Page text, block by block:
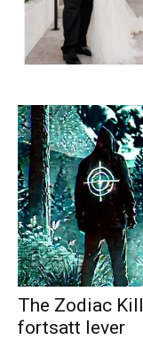
The Zodiac
fortsatt lever